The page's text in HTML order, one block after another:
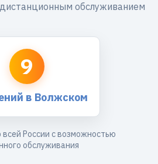
дистанционным обслуживанием
9
в Волжском
России с возможностью
обслуживания